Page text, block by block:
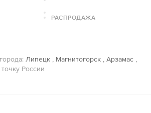
РАСПРОДАЖА
Липецк , Магнитогорск , Арзамас ,
России